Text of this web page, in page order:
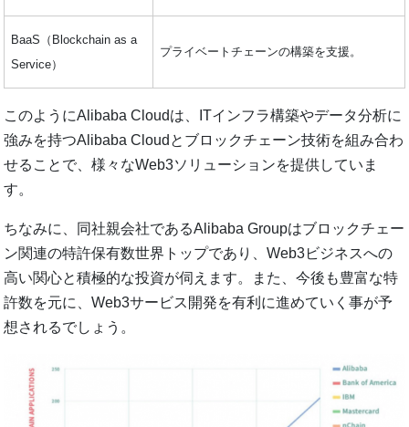
BaaS（Blockchain as a
Service）
プライベートチェーンの構築を支援。
このようにAlibaba Cloudは、ITインフラ構築やデータ分析に
強みを持つAlibaba Cloudとブロックチェーン技術を組み合わ
せることで、様々なWeb3ソリューションを提供していま
す。
ちなみに、同社親会社であるAlibaba Groupはブロックチェー
ン関連の特許保有数世界トップであり、Web3ビジネスへの
高い関心と積極的な投資が伺えます。また、今後も豊富な特
許数を元に、Web3サービス開発を有利に進めていく事が予
想されるでしょう。